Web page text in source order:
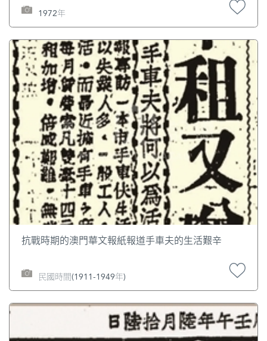
1972年
抗戰時期的澳門華文報紙報道手車夫的生活艱辛
民國時間(1911-1949年)